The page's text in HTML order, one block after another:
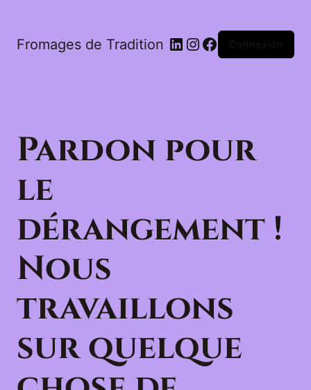
Fromages de Tradition LinkedIn
Instagram
Facebook
Connexion
Pardon pour
le
dérangement !
Nous
travaillons
sur quelque